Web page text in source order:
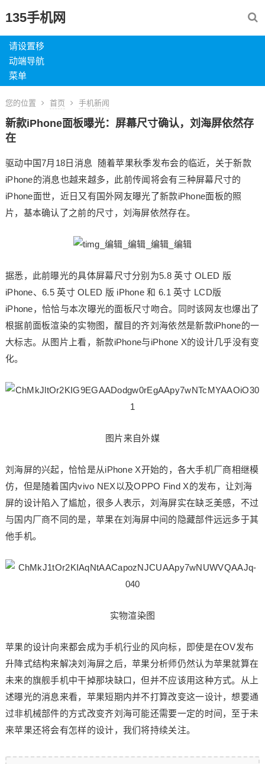
135手机网
请设置移
动端导航
菜单
您的位置 首页 手机新闻
新款iPhone面板曝光：屏幕尺寸确认，刘海屏依然存
在
驱动中国7月18日消息 随着苹果秋季发布会的临近，关于新款
iPhone的消息也越来越多，此前传闻将会有三种屏幕尺寸的
iPhone面世，近日又有国外网友曝光了新款iPhone面板的照
片，基本确认了之前的尺寸，刘海屏依然存在。
据悉，此前曝光的具体屏幕尺寸分别为5.8 英寸 OLED 版
iPhone、6.5 英寸 OLED 版 iPhone 和 6.1 英寸 LCD版
iPhone，恰恰与本次曝光的面板尺寸吻合。同时该网友也爆出了
根据前面板渲染的实物图，醒目的齐刘海依然是新款iPhone的一
大标志。从图片上看，新款iPhone与iPhone X的设计几乎没有变
化。
图片来自外媒
刘海屏的兴起，恰恰是从iPhone X开始的，各大手机厂商相继模
仿，但是随着国内vivo NEX以及OPPO Find X的发布，让刘海
屏的设计陷入了尴尬，很多人表示，刘海屏实在缺乏美感，不过
与国内厂商不同的是，苹果在刘海屏中间的隐藏部件远远多于其
他手机。
实物渲染图
苹果的设计向来都会成为手机行业的风向标，即使是在OV发布
升降式结构来解决刘海屏之后，苹果分析师仍然认为苹果就算在
未来的旗舰手机中干掉那块缺口，但并不应该用这种方式。从上
述曝光的消息来看，苹果短期内并不打算改变这一设计，想要通
过非机械部件的方式改变齐刘海可能还需要一定的时间，至于未
来苹果还将会有怎样的设计，我们将持续关注。